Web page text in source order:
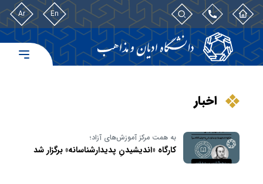
En
Ar
اخبار
به همت مرکز آموزش‌های آزاد؛
کارگاه «اندیشیدنِ پدیدارشناسانه» برگزار شد